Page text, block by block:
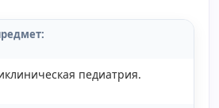
педиатрия.